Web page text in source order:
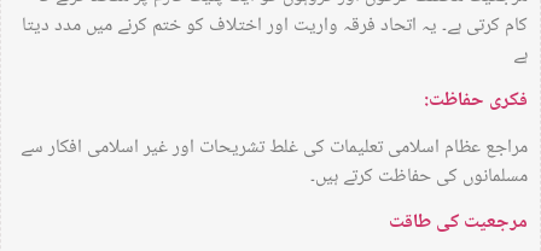
کام کرتی ہے۔ یہ اتحاد فرقہ واریت اور اختلاف کو ختم کرنے میں مدد دیتا
ہے
فکری حفاظت:
مراجع عظام اسلامی تعلیمات کی غلط تشریحات اور غیر اسلامی افکار سے
مسلمانوں کی حفاظت کرتے ہیں۔
مرجعیت کی طاقت